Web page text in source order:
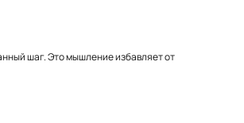
шаг. Это мышление избавляет от